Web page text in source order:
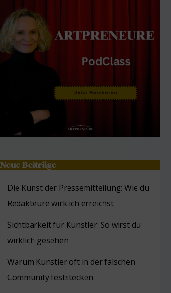
Neue Beiträge
Die Kunst der Pressemitteilung: Wie du
Redakteure wirklich erreichst
Sichtbarkeit für Künstler: So wirst du
wirklich gesehen
Warum Künstler oft in der falschen
Community feststecken